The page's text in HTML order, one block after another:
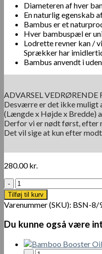
Diameteren af hver
En naturlig egenskab
Bambus er et
Hver bambuspæl er
Lodrette revner kan /
Sprækker har
Bambus anvendt i
ADVARSEL VEDRØRENDE
Desværre er det ikke muligt
(Længde x Højde x Bredde)
Derfor vi er nødt først, efter
Det vil sige at kun efter
280.00kr.
Moso
Bamboo
Pole
Ø
7-
9
200
Tilføj til kurv
Varenummer (SKU): BSN-8/
Du kunne også være